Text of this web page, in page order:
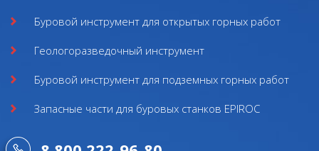
Буровой инструмент для открытых горных работ
Геологоразведочный инструмент
Буровой инструмент для подземных горных работ
Запасные части для буровых станков EPIROC